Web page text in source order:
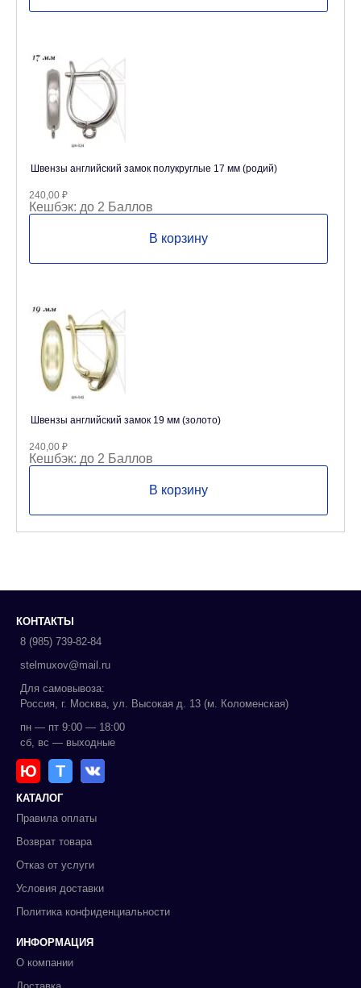
Швензы английский замок полукруглые 17 мм (родий)
240,00 ₽
Кешбэк: до 2 Баллов
В корзину
Швензы английский замок 19 мм (золото)
240,00 ₽
Кешбэк: до 2 Баллов
В корзину
КОНТАКТЫ
8 (985) 739-82-84
stelmuxov@mail.ru
Для самовывоза:
Россия, г. Москва, ул. Высокая д. 13 (м. Коломенская)
пн — пт 9:00 — 18:00
сб, вс — выходные
Ю Т
КАТАЛОГ
Правила оплаты
Возврат товара
Отказ от услуги
Условия доставки
Политика конфиденциальности
ИНФОРМАЦИЯ
О компании